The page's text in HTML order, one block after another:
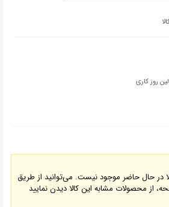
روز کاری
در حال حاضر موجود نیست. می‌توانید از طریق
از محصولات مشابه این کالا دیدن نمایید